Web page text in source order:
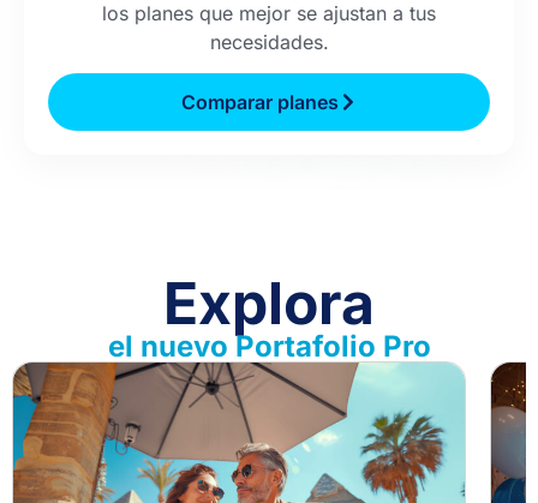
los planes que mejor se ajustan a tus
necesidades.
Comparar planes
Explora
el nuevo Portafolio Pro